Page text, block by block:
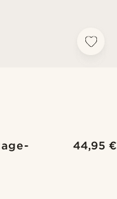
44,95 €